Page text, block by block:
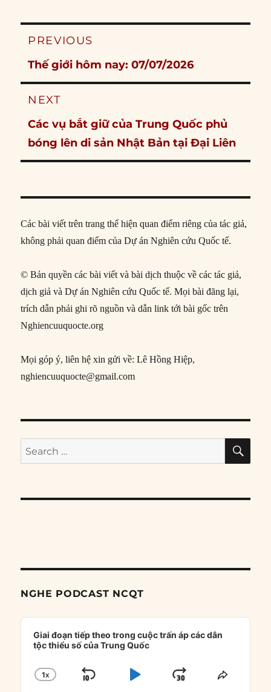
Post
PREVIOUS
Previous
post:
Thế giới hôm nay: 07/07/2026
NEXT
Next
post:
Các vụ bắt giữ của Trung Quốc phủ
bóng lên di sản Nhật Bản tại Đại Liên
Các bài viết trên trang thể hiện quan điểm riêng của tác giả,
không phải quan điểm của Dự án Nghiên cứu Quốc tế.
© Bản quyền các bài viết và bài dịch thuộc về các tác giả,
dịch giả và Dự án Nghiên cứu Quốc tế. Mọi bài đăng lại,
trích dẫn phải ghi rõ nguồn và dẫn link tới bài gốc trên
Nghiencuuquocte.org
Mọi góp ý, liên hệ xin gửi về: Lê Hồng Hiệp,
nghiencuuquocte@gmail.com
Search
for:
NGHE PODCAST NCQT
Audio
Player
Giai đoạn tiếp theo trong cuộc trấn áp các dân
tộc thiểu số của Trung Quốc
CHANGE
1X
SKIP
PLAYJUMPSHARE